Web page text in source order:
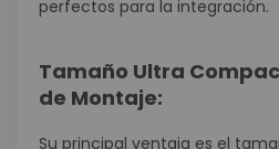
perfectos para la integración.
Tamaño Ultra
de Montaje:
Su principal ventaja es el